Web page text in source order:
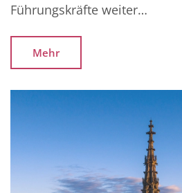
Führungskräfte weiter…
Mehr